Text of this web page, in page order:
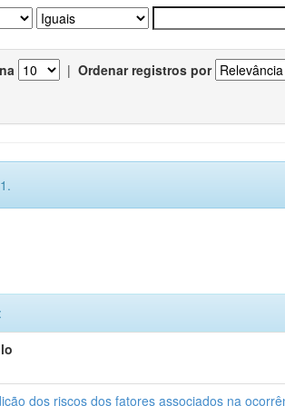
| Ordenar registros por
dos riscos dos fatores associados na